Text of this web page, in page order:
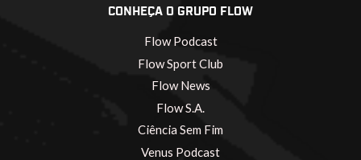
CONHEÇA O GRUPO FLOW
Flow Podcast
Flow Sport Club
Flow News
Flow S.A.
Ciência Sem Fim
Venus Podcast